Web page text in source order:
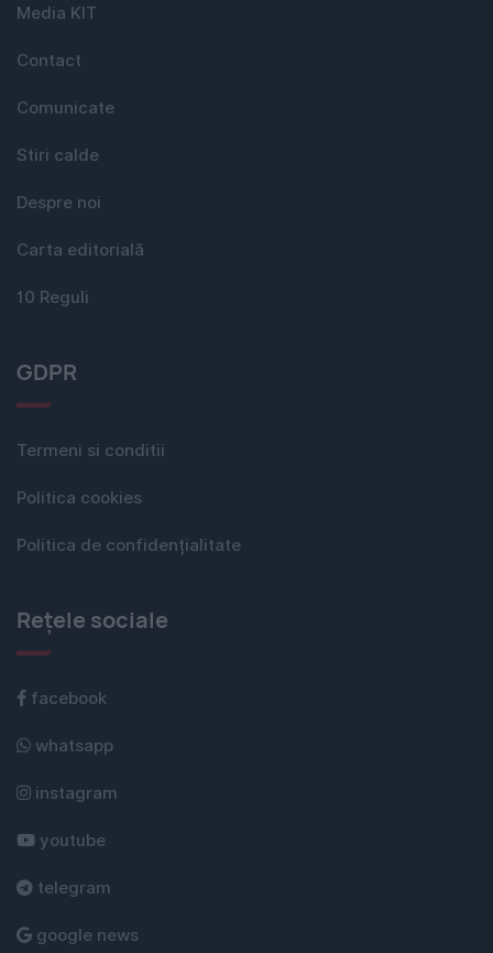
Media KIT
Contact
Comunicate
Stiri calde
Despre noi
Carta editorială
10 Reguli
GDPR
Termeni si conditii
Politica cookies
Politica de confidențialitate
Rețele sociale
facebook
whatsapp
instagram
youtube
telegram
google news